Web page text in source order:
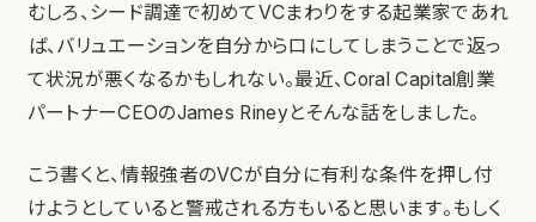
むしろ、シード調達で初めてVCまわりをする起業家であれ
ば、バリュエーションを自分から口にしてしまうことで返っ
て状況が悪くなるかもしれない。最近、Coral Capital創業
パートナーCEOのJames Rineyとそんな話をしました。
こう書くと、情報強者のVCが自分に有利な条件を押し付
けようとしていると警戒される方もいると思います。もしく